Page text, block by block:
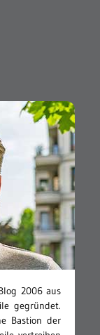
2006 aus
gegründet.
Bastion der